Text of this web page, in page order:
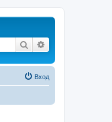
Поиск
Вход